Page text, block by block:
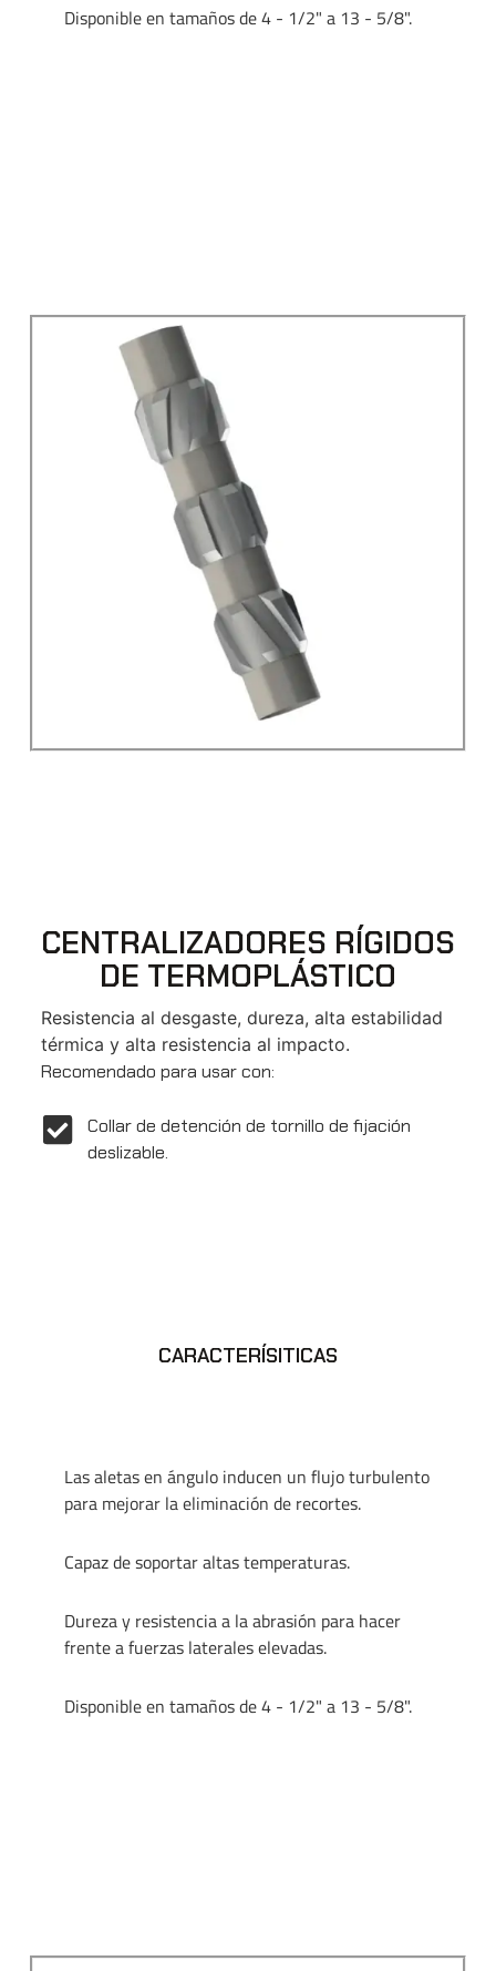
Disponible en tamaños de 4 - 1/2" a 13 - 5/8".
CARACTERÍSITICAS
Las aletas en ángulo inducen un flujo turbulento
para mejorar la eliminación de recortes.
Capaz de soportar altas temperaturas.
Dureza y resistencia a la abrasión para hacer
frente a fuerzas laterales elevadas.
Disponible en tamaños de 4 - 1/2" a 13 - 5/8".
CENTRALIZADORES RÍGIDOS
DE TERMOPLÁSTICO
Resistencia al desgaste, dureza, alta estabilidad
térmica y alta resistencia al impacto.
Recomendado para usar con:
Collar de detención de tornillo de fijación
deslizable.